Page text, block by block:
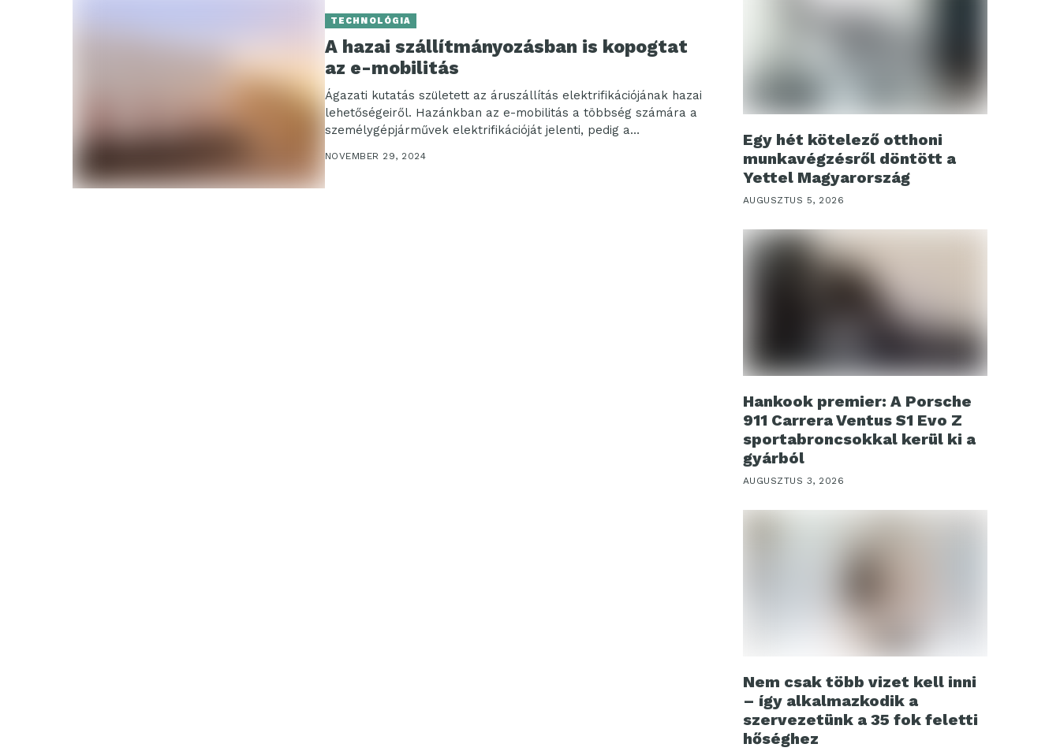
TECHNOLÓGIA
A hazai szállítmányozásban is kopogtat
az e-mobilitás
Ágazati kutatás született az áruszállítás elektrifikációjának hazai
lehetőségeiről. Hazánkban az e-mobilitás a többség számára a
személygépjárművek elektrifikációját jelenti, pedig a
NOVEMBER 29, 2024
Egy hét kötelező otthoni
munkavégzésről döntött a
Yettel Magyarország
AUGUSZTUS 5, 2026
Hankook premier: A Porsche
911 Carrera Ventus S1 Evo Z
sportabroncsokkal kerül ki a
gyárból
AUGUSZTUS 3, 2026
Nem csak több vizet kell inni
– így alkalmazkodik a
szervezetünk a 35 fok feletti
hőséghez